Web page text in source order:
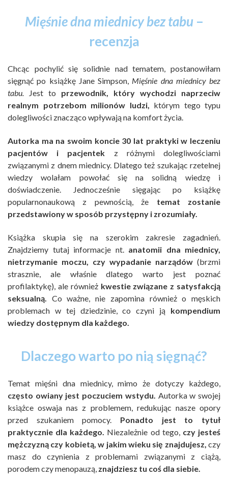
Mięśnie dna miednicy bez tabu–
recenzja
Chcąc pochylić się solidnie nad tematem, postanowiłam
sięgnąć po książkę Jane Simpson, Mięśnie dna miednicy bez
tabu. Jest to przewodnik, który wychodzi naprzeciw
realnym potrzebom milionów ludzi, którym tego typu
dolegliwości znacząco wpływają na komfort życia.
Autorka ma na swoim koncie 30 lat praktyki w leczeniu
pacjentów i pacjentek z różnymi dolegliwościami
związanymi z dnem miednicy. Dlatego też szukając rzetelnej
wiedzy wolałam powołać się na solidną wiedzę i
doświadczenie. Jednocześnie sięgając po książkę
popularnonaukową z pewnością, że temat zostanie
przedstawiony w sposób przystępny i zrozumiały.
Książka skupia się na szerokim zakresie zagadnień.
Znajdziemy tutaj informacje nt.anatomii dna miednicy,
nietrzymanie moczu, czy wypadanie narządów (brzmi
strasznie, ale właśnie dlatego warto jest poznać
profilaktykę), ale również kwestie związane z satysfakcją
seksualną. Co ważne, nie zapomina również o męskich
problemach w tej dziedzinie, co czyni ją kompendium
wiedzy dostępnym dla każdego.
Dlaczego warto po nią sięgnąć?
Temat mięśni dna miednicy, mimo że dotyczy każdego,
często owiany jest poczuciem wstydu. Autorka w swojej
książce oswaja nas z problemem, redukując nasze opory
przed szukaniem pomocy. Ponadto jest to tytuł
praktycznie dla każdego. Niezależnie od tego, czy jesteś
mężczyzną czy kobietą, w jakim wieku się znajdujesz, czy
masz do czynienia z problemami związanymi z ciążą,
porodem czy menopauzą, znajdziesz tu coś dla siebie.